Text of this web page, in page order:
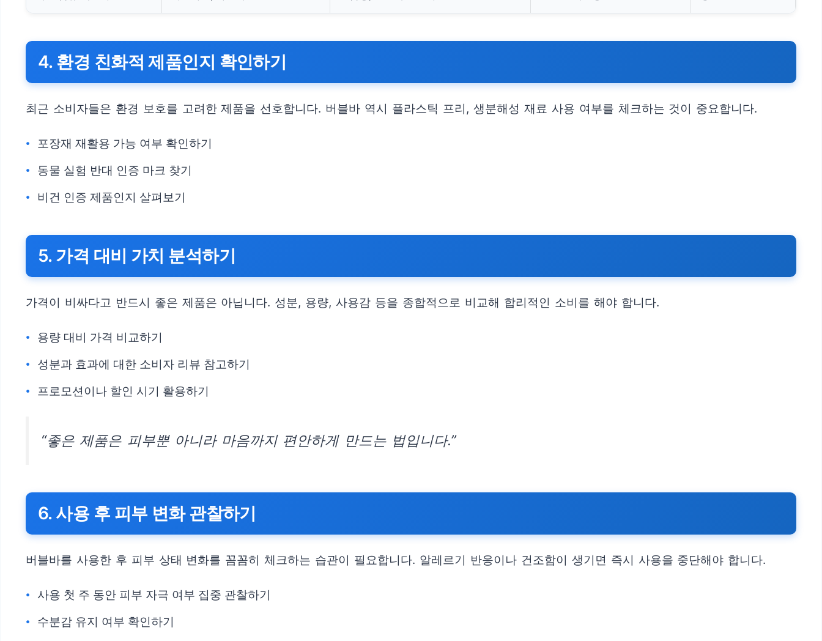
4. 환경 친화적 제품인지 확인하기
최근 소비자들은 환경 보호를 고려한 제품을 선호합니다. 버블바 역시 플라스틱 프리, 생분해성 재료 사용 여부를 체크하는 것이 중요합니다.
포장재 재활용 가능 여부 확인하기
동물 실험 반대 인증 마크 찾기
비건 인증 제품인지 살펴보기
5. 가격 대비 가치 분석하기
가격이 비싸다고 반드시 좋은 제품은 아닙니다. 성분, 용량, 사용감 등을 종합적으로 비교해 합리적인 소비를 해야 합니다.
용량 대비 가격 비교하기
성분과 효과에 대한 소비자 리뷰 참고하기
프로모션이나 할인 시기 활용하기
“좋은 제품은 피부뿐 아니라 마음까지 편안하게 만드는 법입니다.”
6. 사용 후 피부 변화 관찰하기
버블바를 사용한 후 피부 상태 변화를 꼼꼼히 체크하는 습관이 필요합니다. 알레르기 반응이나 건조함이 생기면 즉시 사용을 중단해야 합니다.
사용 첫 주 동안 피부 자극 여부 집중 관찰하기
수분감 유지 여부 확인하기